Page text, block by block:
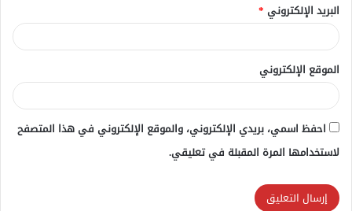
البريد الإلكتروني *
الموقع الإلكتروني
احفظ اسمي، بريدي الإلكتروني، والموقع الإلكتروني في هذا المتصفح
لاستخدامها المرة المقبلة في تعليقي.